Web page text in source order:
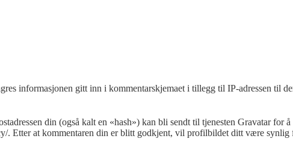
informasjonen gitt inn i kommentarskjemaet i tillegg til IP-adressen til
din (også kalt en «hash») kan bli sendt til tjenesten Gravatar for
. Etter at kommentaren din er blitt godkjent, vil profilbildet ditt være synlig